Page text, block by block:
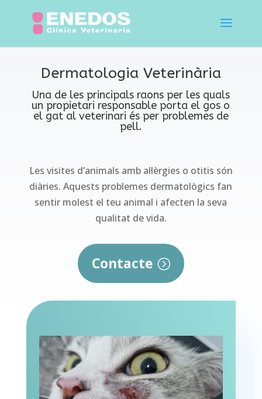
Dermatologia Veterinària
Una de les principals raons per les quals
un propietari responsable porta el gos o
el gat al veterinari és per problemes de
pell.
Les visites d’animals amb al·lèrgies o otitis són
diàries. Aquests problemes dermatològics fan
sentir molest el teu animal i afecten la seva
qualitat de vida.
Contacte